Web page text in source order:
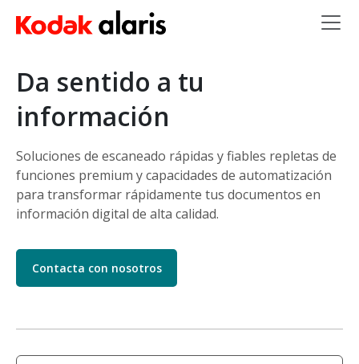
Skip to main content
Da sentido a tu
información
Soluciones de escaneado rápidas y fiables repletas de
funciones premium y capacidades de automatización
para transformar rápidamente tus documentos en
información digital de alta calidad.
Contacta con nosotros